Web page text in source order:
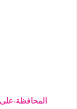
المحافظة-